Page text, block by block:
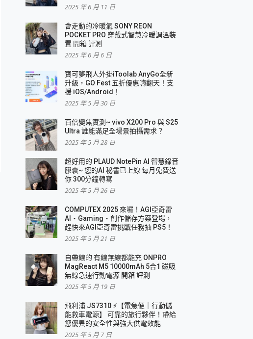
2025 年 6 月 11 日
會走動的冷暖氣 SONY REON
POCKET PRO 穿戴式智慧冷暖調溫裝
置 開箱 評測
2025 年 6 月 6 日
寶可夢飛人外掛iToolab AnyGo全新
升級，GO Fest 五折優惠嗨翻天！支
援 iOS/Android！
2025 年 5 月 30 日
百倍變焦實測~ vivo X200 Pro 與 S25
Ultra 誰能滿足全場景拍攝需求？
2025 年 5 月 28 日
超好用的 PLAUD NotePin AI 智慧錄音
膠囊~ 您的AI 秘書已上線 每月免費送
你 300分鐘轉寫
2025 年 5 月 26 日
COMPUTEX 2025 來囉！AGI亞奇雷
AI・Gaming・創作儲存方案登場，
趕快來AGI亞奇雷挑戰任務抽 PS5！
2025 年 5 月 21 日
自帶線的 有線無線都能充 ONPRO
MagReact M5 10000mAh 5合1 磁吸
無線急速行動電源 開箱 評測
2025 年 5 月 19 日
飛利浦 JS7310 ⚡【電急便｜行動儲
能救車電源】 可靠的旅行夥伴！帶給
您優異的安全性與強大供電效能
2025 年 5 月 7 日